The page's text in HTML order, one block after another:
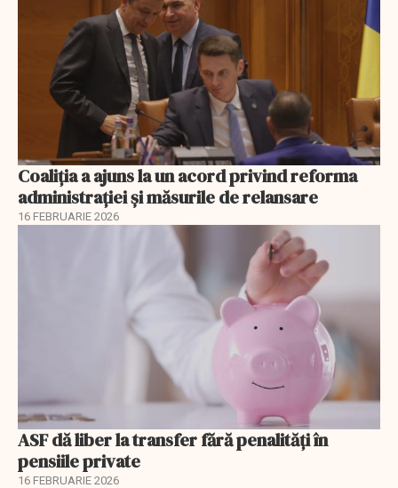
Coaliția a ajuns la un acord privind reforma
administrației și măsurile de relansare
16 FEBRUARIE 2026
ASF dă liber la transfer fără penalități în
pensiile private
16 FEBRUARIE 2026